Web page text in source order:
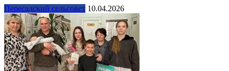
Пересадский сельсовет 10.04.2026